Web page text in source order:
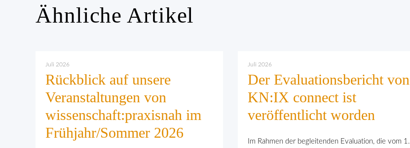
Ähnliche Artikel
Juli 2026
Rückblick auf unsere
Veranstaltungen von
wissenschaft:praxisnah im
Frühjahr/Sommer 2026
Juli 2026
Der Evaluationsbericht von
KN:IX connect ist
veröffentlicht worden
Im Rahmen der begleitenden Evaluation, die vom 1.